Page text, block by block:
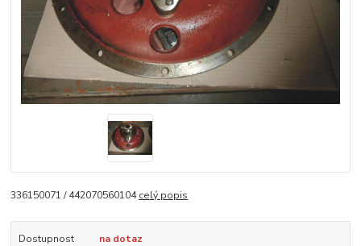
336150071 / 442070560104celý popis
Dostupnost
na dotaz